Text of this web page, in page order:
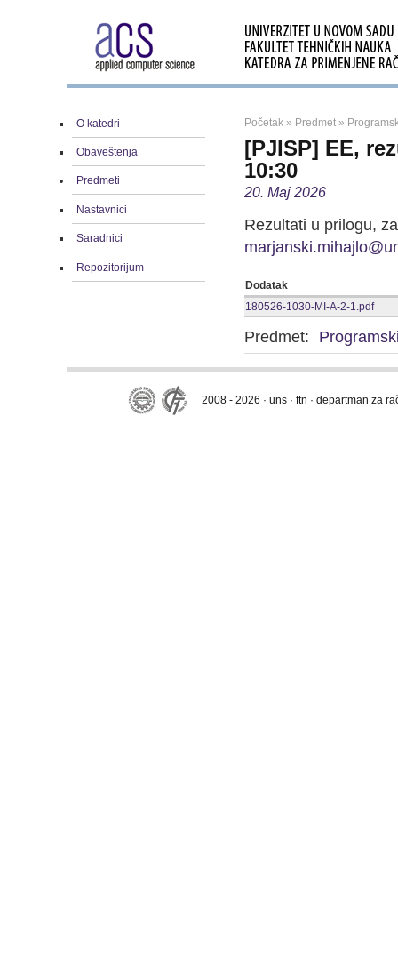
O katedri
Obaveštenja
Predmeti
Nastavnici
Saradnici
Repozitorijum
Početak » Predmet »
[PJISP] EE,
10:30
20. Maj 2026
Rezultati u prilogu,
Dodatak
180526-1030-MI-A-2-1.pdf
Predmet:
2008 - 2026 · uns · ftn · departman za